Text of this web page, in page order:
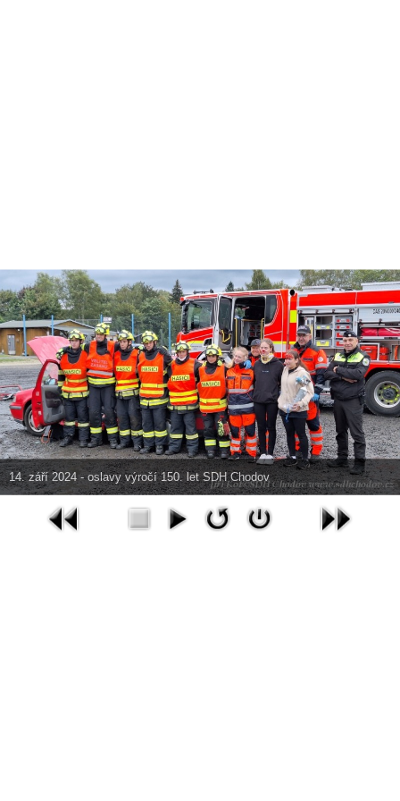
14. září 2024 - oslavy výročí 150. let SDH Chodov